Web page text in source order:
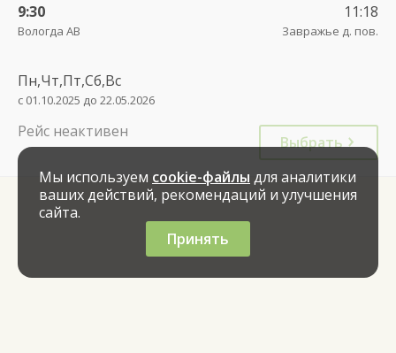
9:30
Вологда АВ
11:18
Завражье д. пов.
Пн,Чт,Пт,Сб,Вс
с 01.10.2025 до 22.05.2026
Рейс неактивен
Выбрать
Мы используем cookie-файлы для аналитики
ваших действий, рекомендаций и улучшения
сайта.
Принять